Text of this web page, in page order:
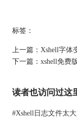
标签：
上一篇： Xshell字体
下一篇： xshell免费
读者也访问过这
#Xshell日志文件太